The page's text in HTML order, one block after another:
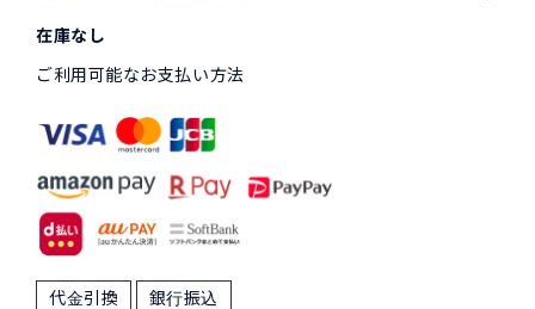
在庫なし
ご利用可能なお支払い方法
代金引換 銀行振込